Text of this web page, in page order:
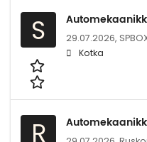
S 29.07.2026,
Kotka
R